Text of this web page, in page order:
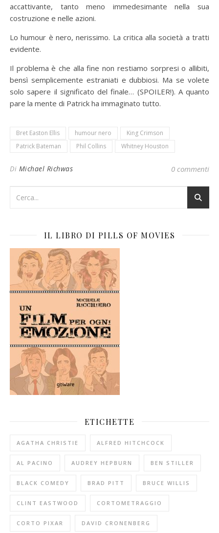
accattivante, tanto meno immedesimante nella sua
costruzione e nelle azioni.
Lo humour è nero, nerissimo. La critica alla società a tratti
evidente.
Il problema è che alla fine non restiamo sorpresi o allibiti,
bensì semplicemente estraniati e dubbiosi. Ma se volete
solo sapere il significato del finale… (SPOILER!). A quanto
pare la mente di Patrick ha immaginato tutto.
Bret Easton Ellis humour nero
King Crimson
Patrick Bateman
Phil Collins Whitney Houston
Di Michael Richwas 0 commenti
IL LIBRO DI PILLS OF MOVIES
ETICHETTE
AGATHA CHRISTIE ALFRED HITCHCOCK
AL PACINO AUDREY HEPBURN BEN STILLER
BLACK COMEDY BRAD PITT BRUCE WILLIS
CLINT EASTWOOD CORTOMETRAGGIO
CORTO PIXAR DAVID CRONENBERG